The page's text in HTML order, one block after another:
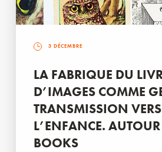
3 DÉCEMBRE
LA FABRIQUE DU
D’IMAGES COMME
TRANSMISSION VERS
L’ENFANCE.
BOOKS